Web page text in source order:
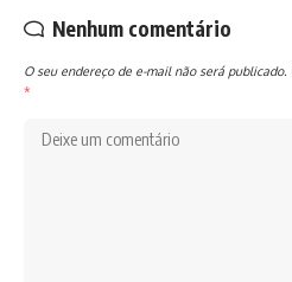
Nenhum comentário
O seu endereço de e-mail não será publicado.
*